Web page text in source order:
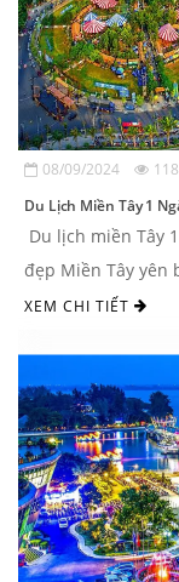
08/09/2024
Du Lịch Miền Tây 1
Du lịch miền Tây
XEM CHI TIẾT